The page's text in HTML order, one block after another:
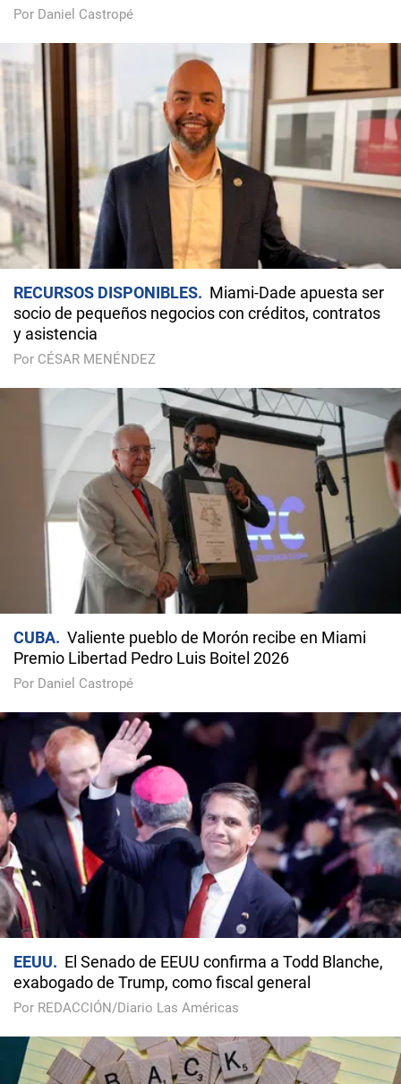
Por Daniel Castropé
RECURSOS DISPONIBLES
Miami-Dade apuesta ser
socio de pequeños negocios con créditos, contratos
y asistencia
Por CÉSAR MENÉNDEZ
CUBA
Valiente pueblo de Morón recibe en Miami
Premio Libertad Pedro Luis Boitel 2026
Por Daniel Castropé
EEUU
El Senado de EEUU confirma a Todd Blanche,
exabogado de Trump, como fiscal general
Por REDACCIÓN/Diario Las Américas